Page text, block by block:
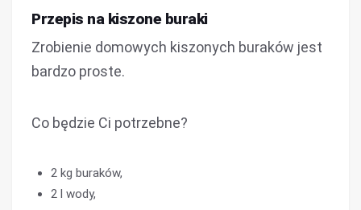
Przepis na kiszone buraki
Zrobienie domowych kiszonych buraków jest
bardzo proste.
Co będzie Ci potrzebne?
2 kg buraków,
2 l wody,